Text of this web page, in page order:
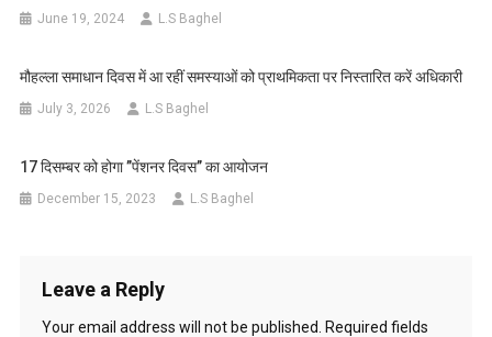
June 19, 2024 L.S Baghel
मौहल्ला समाधान दिवस में आ रहीं समस्याओं को प्राथमिकता पर निस्तारित करें अधिकारी
July 3, 2026 L.S Baghel
17 दिसम्बर को होगा ’’पेंशनर दिवस’’ का आयोजन
December 15, 2023 L.S Baghel
Leave a Reply
Your email address will not be published.
Required fields